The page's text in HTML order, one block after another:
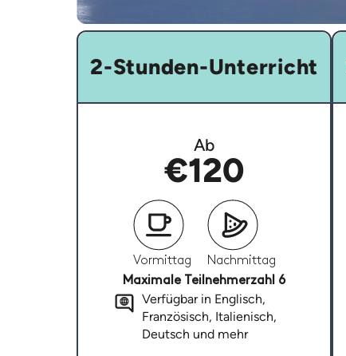
2-Stunden-Unterricht
Ab
€120
Vormittag
Nachmittag
Maximale Teilnehmerzahl 6
Verfügbar in Englisch,
Französisch, Italienisch,
Deutsch und mehr